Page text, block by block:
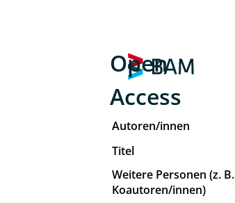
Open
Access
Autoren/innen
Titel
Weitere Personen (z. B.
Koautoren/innen)